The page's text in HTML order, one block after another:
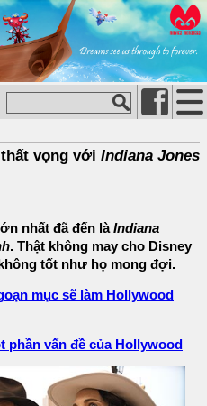
vọng với Indiana Jones
nhất đã đến làIndiana
. Thật không may cho Disney
tốt như họ mong đợi.
mục sẽ làm Hollywood
vấn đề của Hollywood